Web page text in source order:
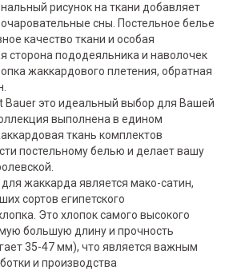
рисунок на ткани добавляет
сны. Постельное белье
качество ткани и особая
сторона пододеяльника и наволочек
жаккардового плетения, обратная
Bauer это идеальный выбор для Вашей
выполнена в едином
ткань комплектов
постельному белью и делает вашу
жаккарда является мако-сатин,
сортов египетского
Это хлопок самого высокого
большую длину и прочность
35-47 мм), что является важным
и производства